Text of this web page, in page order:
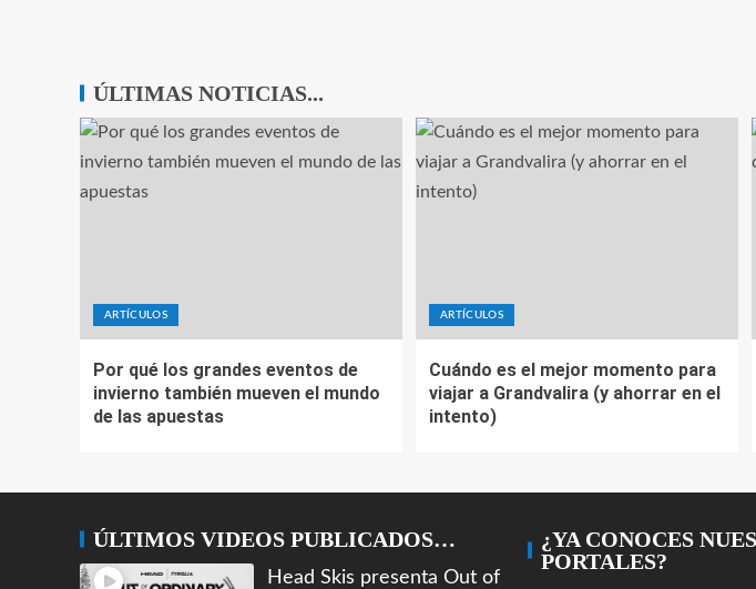
ÚLTIMAS NOTICIAS...
ARTÍCULOS
Por qué los grandes eventos de
invierno también mueven el mundo
de las apuestas
ARTÍCULOS
Cuándo es el mejor momento para
viajar a Grandvalira (y ahorrar en el
intento)
ÚLTIMOS VIDEOS PUBLICADOS…
Head Skis presenta Out of
¿YA CONOCES
PORTALES?